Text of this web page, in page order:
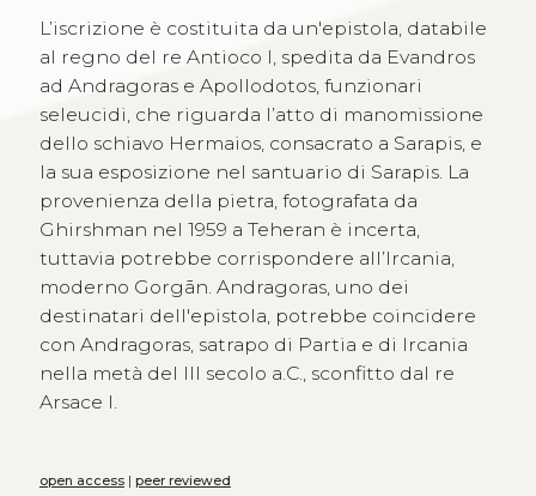
L’iscrizione è costituita da un'epistola, databile
al regno del re Antioco I, spedita da Evandros
ad Andragoras e Apollodotos, funzionari
seleucidi, che riguarda l’atto di manomissione
dello schiavo Hermaios, consacrato a Sarapis, e
la sua esposizione nel santuario di Sarapis. La
provenienza della pietra, fotografata da
Ghirshman nel 1959 a Teheran è incerta,
tuttavia potrebbe corrispondere all’Ircania,
moderno Gorgān. Andragoras, uno dei
destinatari dell'epistola, potrebbe coincidere
con Andragoras, satrapo di Partia e di Ircania
nella metà del III secolo a.C., sconfitto dal re
Arsace I.
open access| peer reviewed